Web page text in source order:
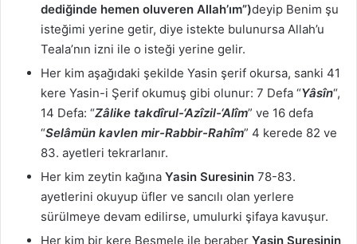
dediğinde hemen oluveren Allah’ım”)deyip Benim şu
isteğimi yerine getir, diye istekte bulunursa Allah’u
Teala’nın izni ile o isteği yerine gelir.
Her kim aşağıdaki şekilde Yasin şerif okursa, sanki 41
kere Yasin-i Şerif okumuş gibi olunur: 7 Defa “Yâsîn“,
14 Defa: “Zâlike takdîrul-‘Azîzil-‘Alîm” ve 16 defa
“Selâmün kavlen mir-Rabbir-Rahîm” 4 kerede 82 ve
83. ayetleri tekrarlanır.
Her kim zeytin kağına Yasin Suresinin 78-83.
ayetlerini okuyup üfler ve sancılı olan yerlere
sürülmeye devam edilirse, umulurki şifaya kavuşur.
Her kim bir kere Besmele ile beraber Yasin Suresinin